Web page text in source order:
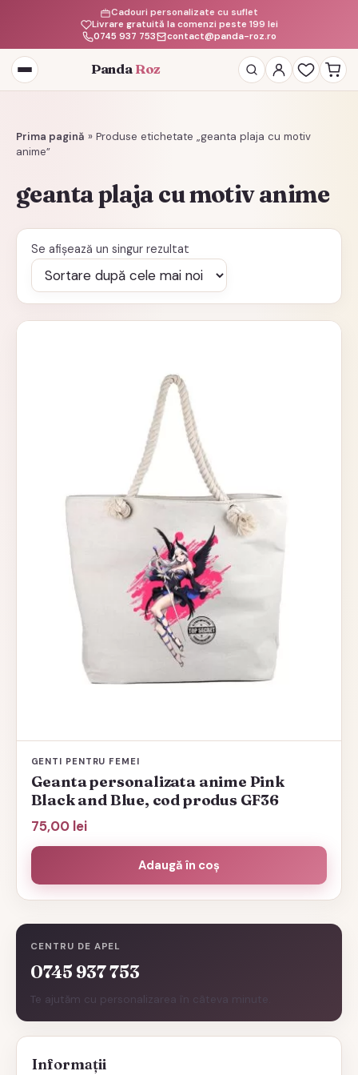
Livrare gratuită la comenzi peste 199 lei
Cadouri personalizate cu suflet
0745 937 753
contact@panda-roz.ro
Deschide
meniul
Panda Roz
Prima pagină » Produse etichetate „geanta plaja cu motiv
anime”
CENTRU DE APEL
0745 937 753
Te ajutăm cu personalizarea în câteva minute.
Informații
geanta plaja cu motiv anime
Se afișează un singur rezultat
GENTI PENTRU FEMEI
Geanta personalizata anime Pink
Black and Blue, cod produs GF36
75,00 lei
Adaugă în coș